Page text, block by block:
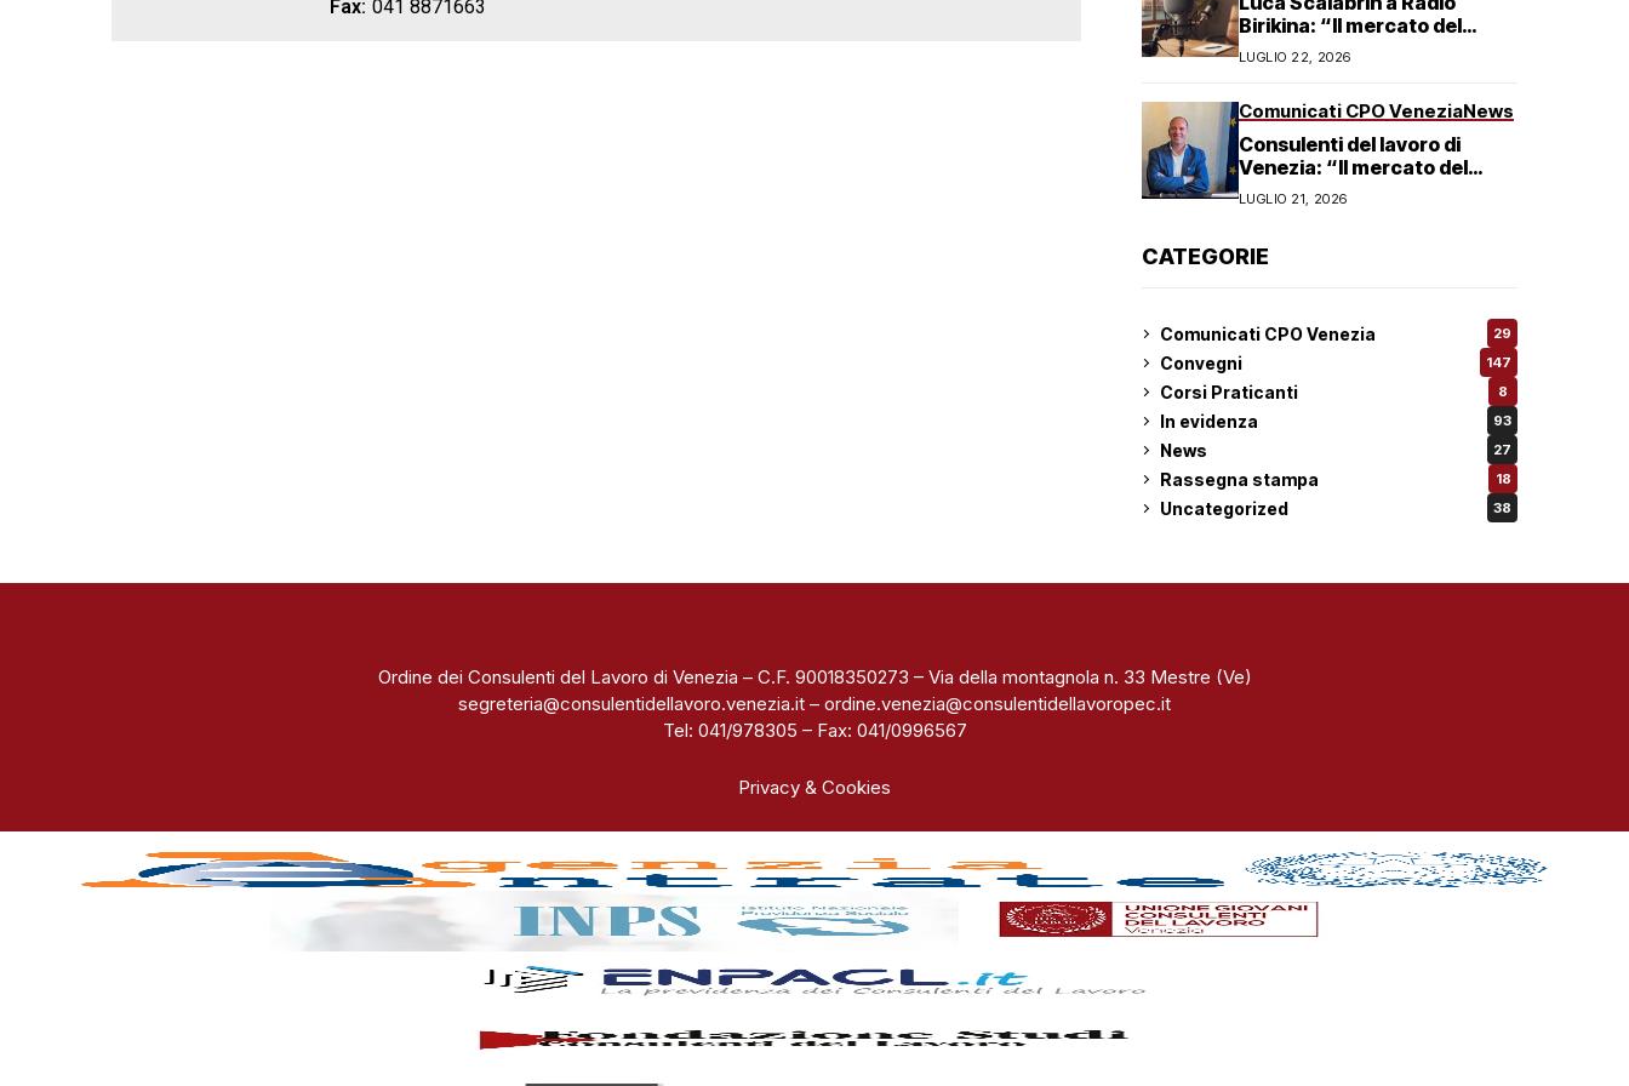
Fax: 041 8871663
Birikina: “Il mercato del
lavoro in Veneto è in
trasformazione”
LUGLIO 22, 2026
Comunicati CPO VeneziaNews
Consulenti del lavoro di
Venezia: “Il mercato del
lavoro non è in crisi ma in
trasformazione, serve
LUGLIO 21, 2026
CATEGORIE
Comunicati CPO Venezia 29
Convegni 147
Corsi Praticanti 8
In evidenza 93
News 27
Rassegna stampa 18
Uncategorized 38
Ordine dei Consulenti del Lavoro di Venezia – C.F. 90018350273 – Via della montagnola n. 33 Mestre (Ve)
segreteria@consulentidellavoro.venezia.it – ordine.venezia@consulentidellavoropec.it
Tel: 041/978305 – Fax: 041/0996567
Privacy & Cookies